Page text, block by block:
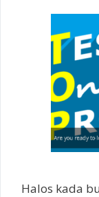
Halos kada